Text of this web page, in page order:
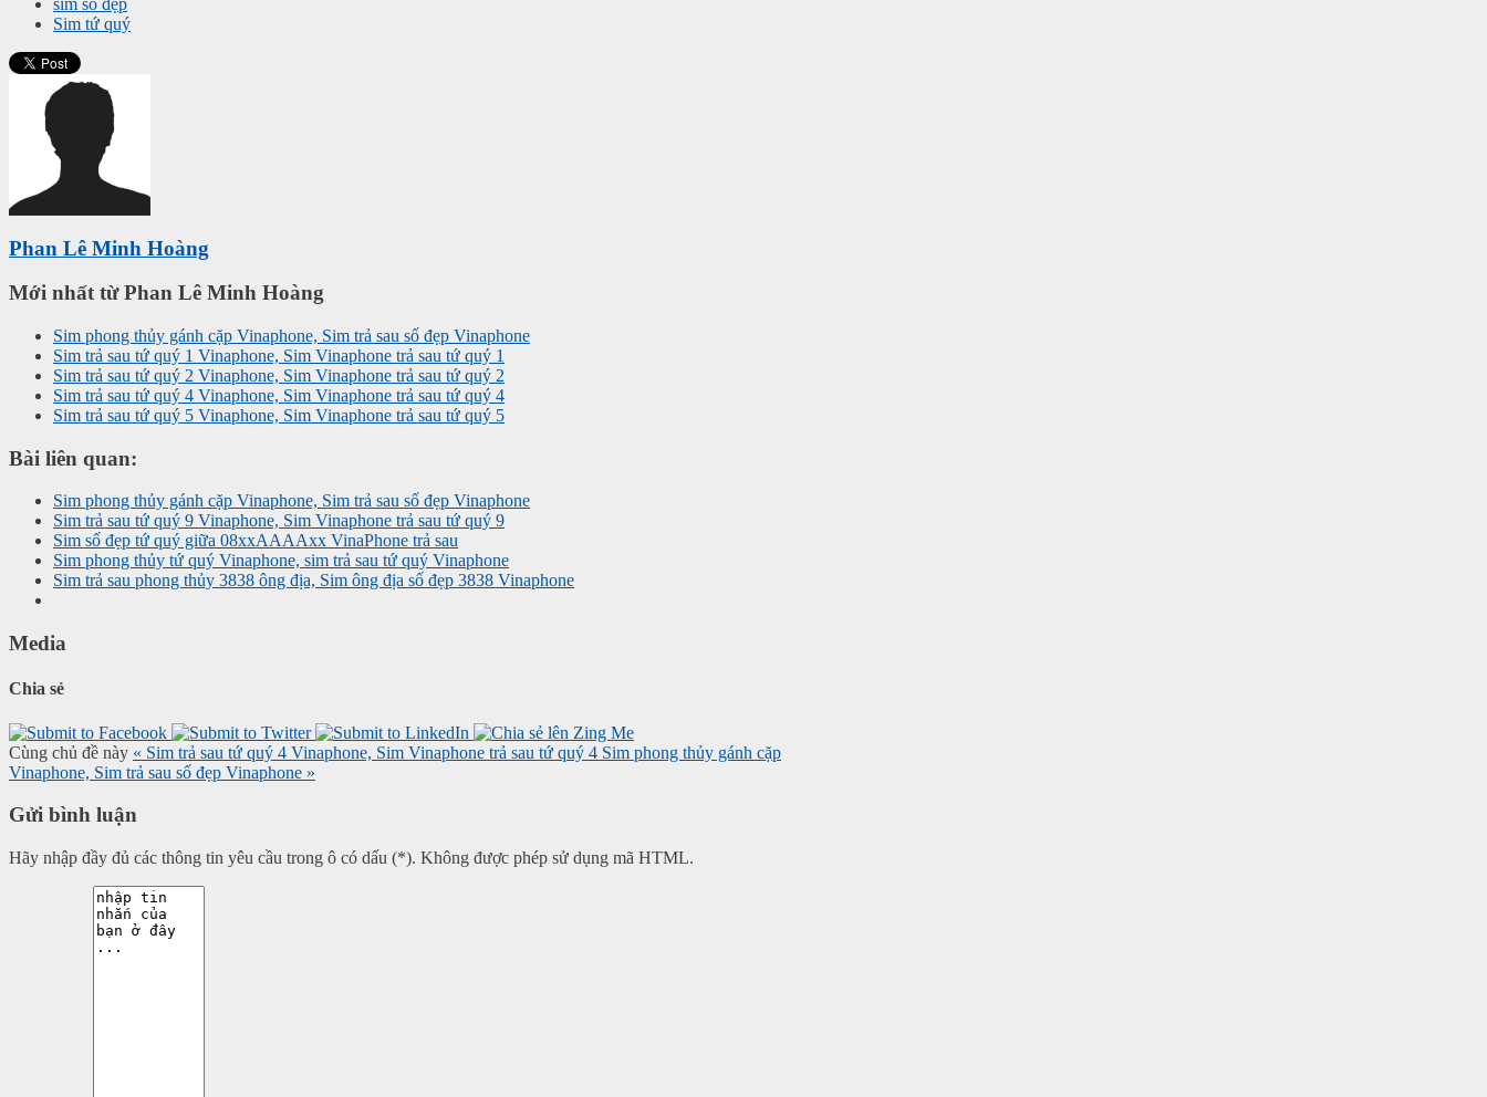
Sim tứ quý
Phan Lê Minh Hoàng
Mới nhất từ Phan Lê Minh Hoàng
Sim phong thủy gánh cặp Vinaphone, Sim trả sau số đẹp Vinaphone
Sim trả sau tứ quý 1 Vinaphone, Sim Vinaphone trả sau tứ quý 1
Sim trả sau tứ quý 2 Vinaphone, Sim Vinaphone trả sau tứ quý 2
Sim trả sau tứ quý 4 Vinaphone, Sim Vinaphone trả sau tứ quý 4
Sim trả sau tứ quý 5 Vinaphone, Sim Vinaphone trả sau tứ quý 5
Bài liên quan:
Sim phong thủy gánh cặp Vinaphone, Sim trả sau số đẹp Vinaphone
Sim trả sau tứ quý 9 Vinaphone, Sim Vinaphone trả sau tứ quý 9
Sim số đẹp tứ quý giữa 08xxAAAAxx VinaPhone trả sau
Sim phong thủy tứ quý Vinaphone, sim trả sau tứ quý Vinaphone
Sim trả sau phong thủy 3838 ông địa, Sim ông địa số đẹp 3838 Vinaphone
Media
Chia sẻ
Cùng chủ đề này « Sim trả sau tứ quý 4 Vinaphone, Sim Vinaphone trả sau tứ quý 4 Sim phong thủy gánh cặp
Vinaphone, Sim trả sau số đẹp Vinaphone »
Gửi bình luận
Hãy nhập đầy đủ các thông tin yêu cầu trong ô có dấu (*). Không được phép sử dụng mã HTML.